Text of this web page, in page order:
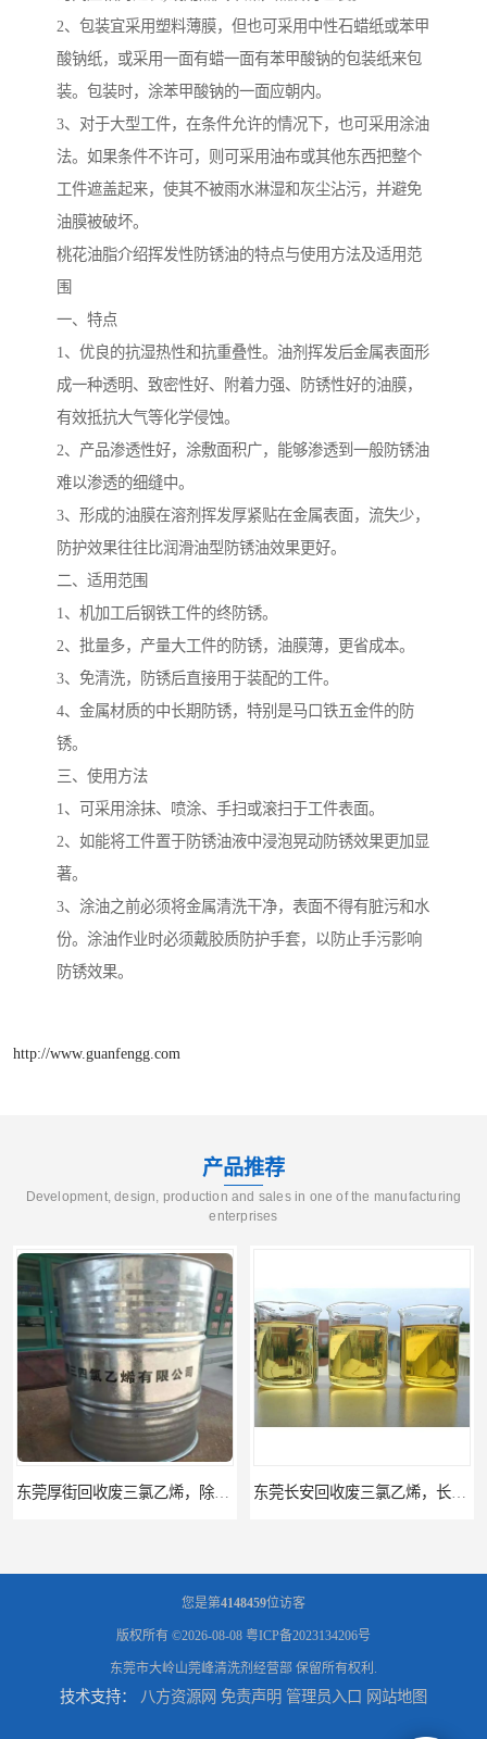
2、包装宜采用塑料薄膜，但也可采用中性石蜡纸或苯甲
酸钠纸，或采用一面有蜡一面有苯甲酸钠的包装纸来包
装。包装时，涂苯甲酸钠的一面应朝内。
3、对于大型工件，在条件允许的情况下，也可采用涂油
法。如果条件不许可，则可采用油布或其他东西把整个
工件遮盖起来，使其不被雨水淋湿和灰尘沾污，并避免
油膜被破坏。
桃花油脂介绍挥发性防锈油的特点与使用方法及适用范
围
一、特点
1、优良的抗湿热性和抗重叠性。油剂挥发后金属表面形
成一种透明、致密性好、附着力强、防锈性好的油膜，
有效抵抗大气等化学侵蚀。
2、产品渗透性好，涂敷面积广，能够渗透到一般防锈油
难以渗透的细缝中。
3、形成的油膜在溶剂挥发厚紧贴在金属表面，流失少，
防护效果往往比润滑油型防锈油效果更好。
二、适用范围
1、机加工后钢铁工件的终防锈。
2、批量多，产量大工件的防锈，油膜薄，更省成本。
3、免清洗，防锈后直接用于装配的工件。
4、金属材质的中长期防锈，特别是马口铁五金件的防
锈。
三、使用方法
1、可采用涂抹、喷涂、手扫或滚扫于工件表面。
2、如能将工件置于防锈油液中浸泡晃动防锈效果更加显
著。
3、涂油之前必须将金属清洗干净，表面不得有脏污和水
份。涂油作业时必须戴胶质防护手套，以防止手污影响
防锈效果。
http://www.guanfengg.com
产品推荐
Development, design, production and sales in one of the manufacturing
enterprises
东莞厚街回收废三氯乙烯，除油清洗剂回收五类 东莞长安回收废三氯乙烯，长期废洗板水回收
您是第4148459位访客
版权所有 ©2026-08-08 粤ICP备2023134206号
东莞市大岭山莞峰清洗剂经营部 保留所有权利.
技术支持： 八方资源网 免责声明 管理员入口 网站地图